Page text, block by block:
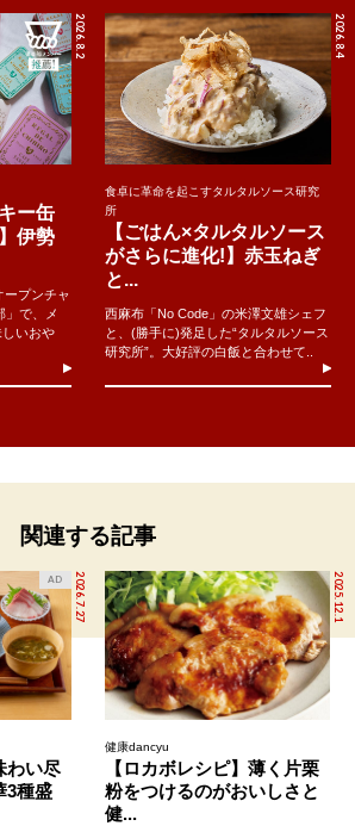
2026.8.2
ー缶
伊勢
ープンチャ
」で、メ
いおや
2026.8.4
食卓に革命を起こすタルタルソース研究
所
【ごはん×タルタルソース
がさらに進化!】赤玉ねぎ
と...
西麻布「No Code」の米澤文雄シェフ
と、(勝手に)発足した“タルタルソース
研究所”。大好評の白飯と合わせて..
関連する記事
2026.7.27
AD
わい尽
3種盛
2025.12.1
健康dancyu
【ロカボレシピ】薄く片栗
粉をつけるのがおいしさと
健...